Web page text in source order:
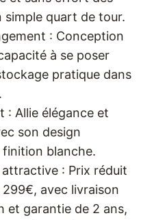
simple quart de tour.
: Conception
à se poser
pratique dans
: Allie élégance et
son design
blanche.
: Prix réduit
299€, avec livraison
et garantie de 2 ans,